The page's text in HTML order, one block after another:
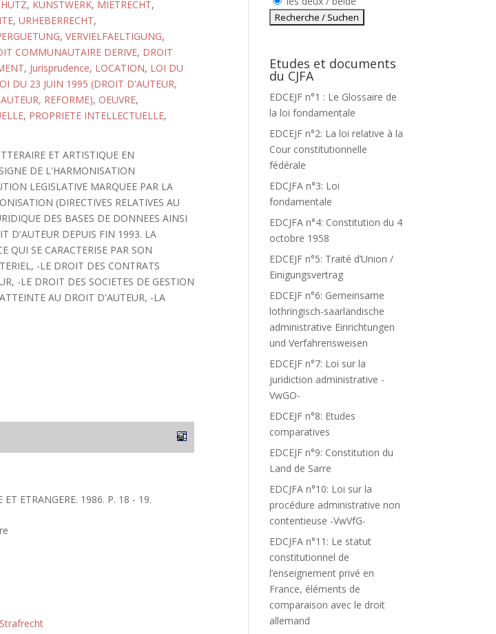
, KUNSTWERK, MIETRECHT,
, URHEBERRECHT,
, VERVIELFAELTIGUNG,
COMMUNAUTAIRE DERIVE, DROIT
, Jurisprudence, LOCATION, LOI DU
DU 23 JUIN 1995 (DROIT D'AUTEUR,
REFORME), OEUVRE,
, PROPRIETE INTELLECTUELLE,
ET ARTISTIQUE EN
DE L'HARMONISATION
LEGISLATIVE MARQUEE PAR LA
(DIRECTIVES RELATIVES AU
DES BASES DE DONNEES AINSI
D'AUTEUR DEPUIS FIN 1993. LA
QUI SE CARACTERISE PAR SON
-LE DROIT DES CONTRATS
-LE DROIT DES SOCIETES DE GESTION
AU DROIT D'AUTEUR, -LA
ETRANGERE. 1986. P. 18 - 19.
Strafrecht
Etudes et documents
du CJFA
EDCEJF n°1 : Le Glossaire de
la loi fondamentale
EDCEJF n°2: La loi relative à la
Cour constitutionnelle
fédérale
EDCJFA n°3: Loi
fondamentale
EDCJFA n°4: Constitution du 4
octobre 1958
EDCEJF n°5: Traité d’Union /
Einigungsvertrag
EDCEJF n°6: Gemeinsame
lothringisch-saarländische
administrative Einrichtungen
und Verfahrensweisen
EDCEJF n°7: Loi sur la
juridiction administrative -
VwGO-
EDCEJF n°8: Etudes
comparatives
EDCEJF n°9: Constitution du
Land de Sarre
EDCJFA n°10: Loi sur la
procédure administrative non
contentieuse -VwVfG-
EDCJFA n°11: Le statut
constitutionnel de
l’enseignement privé en
France, éléments de
comparaison avec le droit
allemand